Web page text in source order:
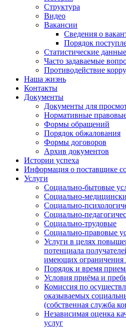
Структура
Видео
Вакансии
Сведения о
Порядок
Статистические данные
Часто задаваемые
Противодействие
Наша жизнь
Контакты
Документы
Документы для
Нормативные
Формы обращений
Порядок обжалования
Формы договоров
Архив документов
Истории успеха
Информация о поставщике
Услуги
Социально-бытовые
Социально-
Социально-
Социально-
Социально-трудовые
Социально-правовые
Услуги в целях
потенциала
имеющих ограничения
Порядок и время
Условия приёма и
Комиссия по
оказываемых
(собственная служба
Независимая оценка
услуг